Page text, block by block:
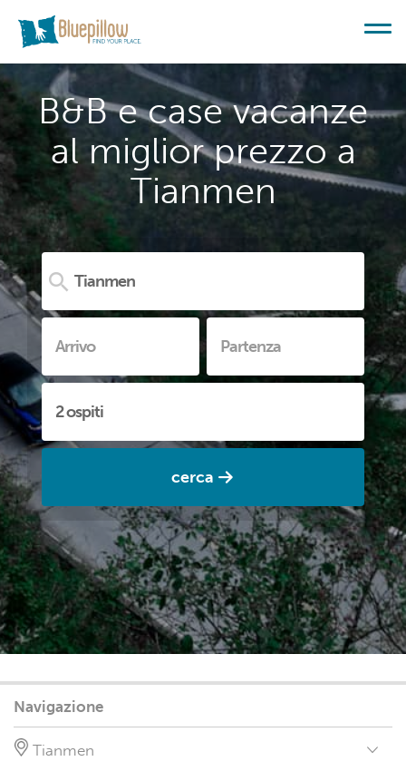
B&B e case vacanze
al miglior prezzo a
Tianmen
cerca
Navigazione
Tianmen